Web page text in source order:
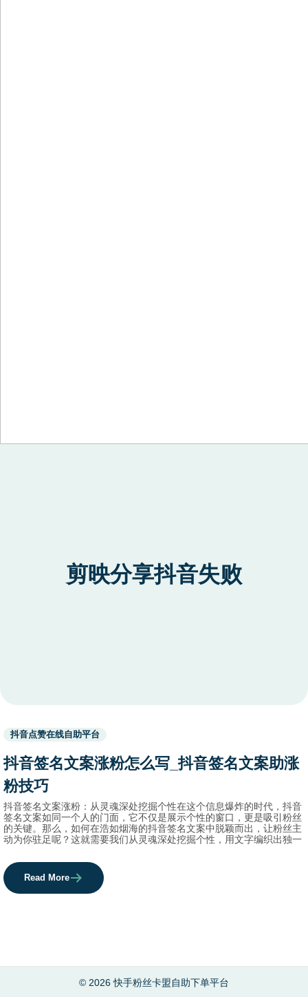
剪映分享抖音失败
Used
before
category
names.
抖音点赞在线自助平台
抖音签名文案涨粉怎么写_抖音签名文案助涨
粉技巧
抖音签名文案涨粉：从灵魂深处挖掘个性在这个信息爆炸的时代，抖音
签名文案如同一个人的门面，它不仅是展示个性的窗口，更是吸引粉丝
的关键。那么，如何在浩如烟海的抖音签名文案中脱颖而出，让粉丝主
动为你驻足呢？这就需要我们从灵魂深处挖掘个性，用文字编织出独一
Read More
© 2026 快手粉丝卡盟自助下单平台